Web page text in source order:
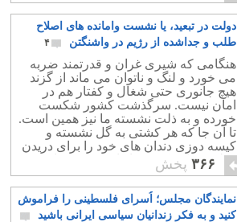
دولت در تبعید، یا نشست وامانده های اصلاح
طلب و جداشده از رژیم در واشنگتن
۴
هنگامی که شیری غران و قدرتمند ضربه
می خورد و لنگ و ناتوان می ماند از گزند
هیچ جانوری حتی شغال و کفتار هم در
امان نیست. سرگذشت کشور شکست
خورده و به ذلت نشسته ما نیز همین است.
تا آن جا که هر کشتی به گل نشسته و
کیسه دوزی دندان های خود را برای دریدن
و بلعیدن این کشور ناتوان تیز کرده است.
۳۶۶ پخش
نمایندگان مجلس؛ اُسرای فلسطینی را فراموش
کنید و به فکر زندانیان سیاسی ایرانی باشید